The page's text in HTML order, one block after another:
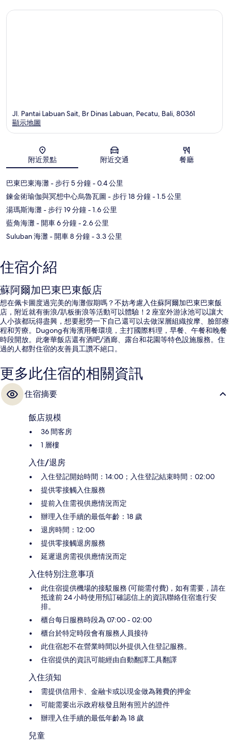
地圖
Jl. Pantai Labuan Sait, Br Dinas Labuan, Pecatu, Bali, 80361
顯示地圖
附近景點 附近交通 餐廳
巴東巴東海灘- 步行 5 分鐘- 0.4 公里
鍊金術瑜伽與冥想中心烏魯瓦圖 - 步行 18 分鐘- 1.5 公里
湯瑪斯海灘- 步行 19 分鐘- 1.6 公里
藍角海灘- 開車 6 分鐘- 2.6 公里
Suluban 海灘- 開車 8 分鐘- 3.3 公里
住宿介紹
蘇阿爾加巴東巴東飯店
想在佩卡圖度過完美的海灘假期嗎？不妨考慮入住蘇阿爾加巴東巴東飯
店，附近就有衝浪/趴板衝浪等活動可以體驗！2 座室外游泳池可以讓大
人小孩都玩得盡興，想要慰勞一下自己還可以去做深層組織按摩、臉部療
程和芳療。Dugong有海濱用餐環境，主打國際料理，早餐、午餐和晚餐
時段開放。此奢華飯店還有酒吧/酒廊、露台和花園等特色設施服務。住
過的人都對住宿的友善員工讚不絕口。
更多此住宿的相關資訊
住宿摘要
飯店規模
36 間客房
1 層樓
入住/退房
入住登記開始時間：14:00；入住登記結束時間：02:00
提供零接觸入住服務
提前入住需視供應情況而定
辦理入住手續的最低年齡：18 歲
退房時間：12:00
提供零接觸退房服務
延遲退房需視供應情況而定
入住特別注意事項
此住宿提供機場的接駁服務 (可能需付費)，如有需要，請在
抵達前 24 小時使用預訂確認信上的資訊聯絡住宿進行安
排。
櫃台每日服務時段為 07:00 - 02:00
櫃台於特定時段會有服務人員接待
此住宿恕不在營業時間以外提供入住登記服務。
住宿提供的資訊可能經由自動翻譯工具翻譯
入住須知
需提供信用卡、金融卡或以現金做為雜費的押金
可能需要出示政府核發且附有照片的證件
辦理入住手續的最低年齡為 18 歲
兒童